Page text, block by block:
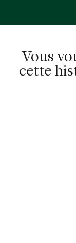
Vous
cette